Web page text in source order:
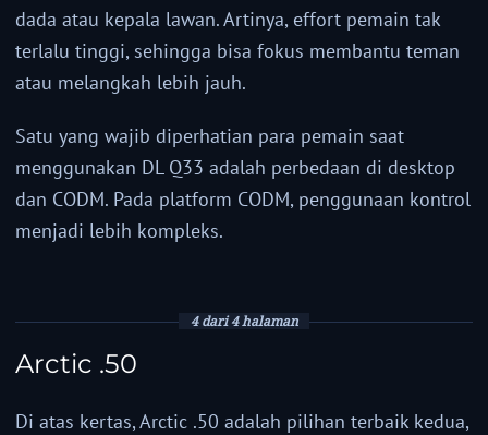
dada atau kepala lawan. Artinya, effort pemain tak
terlalu tinggi, sehingga bisa fokus membantu teman
atau melangkah lebih jauh.
Satu yang wajib diperhatian para pemain saat
menggunakan DL Q33 adalah perbedaan di desktop
dan CODM. Pada platform CODM, penggunaan kontrol
menjadi lebih kompleks.
4 dari 4 halaman
Arctic .50
Di atas kertas, Arctic .50 adalah pilihan terbaik kedua,